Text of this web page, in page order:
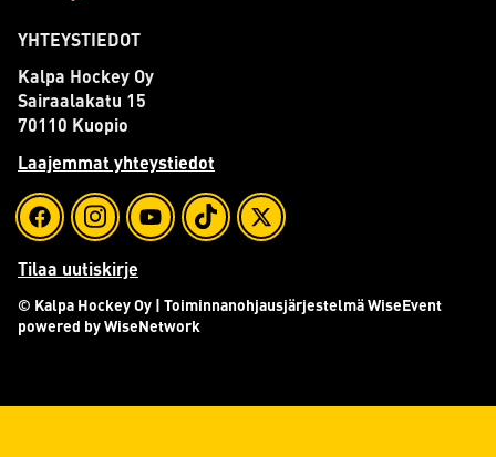
YHTEYSTIEDOT
Kalpa Hockey Oy
Sairaalakatu 15
70110 Kuopio
Laajemmat yhteystiedot
Tilaa uutiskirje
© Kalpa Hockey Oy | ToiminnanohjausjärjestelmäWiseEvent
powered byWiseNetwork